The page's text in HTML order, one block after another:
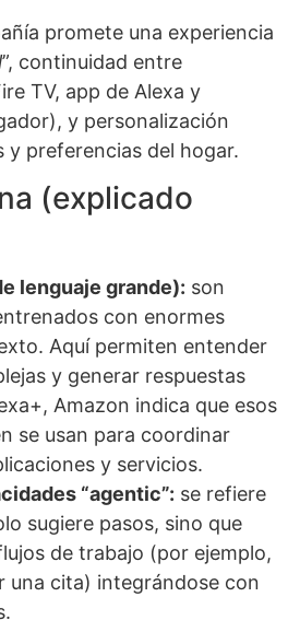
promete una experiencia
”, continuidad entre
TV, app de Alexa y
y personalización
y preferencias del hogar.
(explicado
lenguaje grande): son
con enormes
Aquí permiten entender
y generar respuestas
Amazon indica que esos
se usan para coordinar
y servicios.
“agentic”: se refiere
sugiere pasos, sino que
de trabajo (por ejemplo,
una cita) integrándose con